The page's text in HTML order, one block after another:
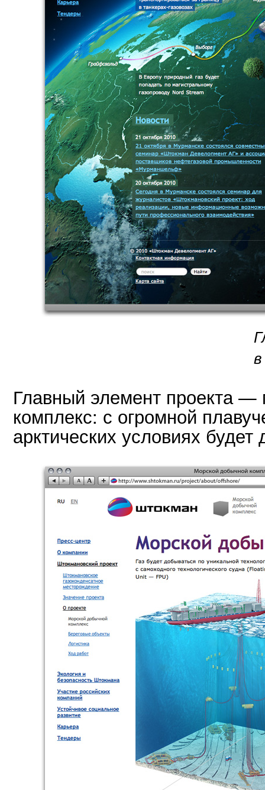
Главный элемент проекта
комплекс: с огромной
арктических условиях будет